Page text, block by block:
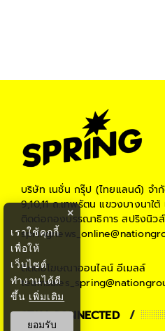
บริษัท เนชั่น กรุ๊ป (ไทยแลนด์) จำ
9,10,11 ถ.เทพรัตน แขวงบางนาใ
ติดต่อกองบรรณาธิการ สปริงนิวส์
ติดต่อโฆษณาออนไลน์ อีเมลล์
STAY CONNECTED
×
เราใช้คุกกี้
เพื่อให้
เว็บไซต์
ทำงานได้ดี
ขึ้น เพิ่มเติม
ยอมรับ